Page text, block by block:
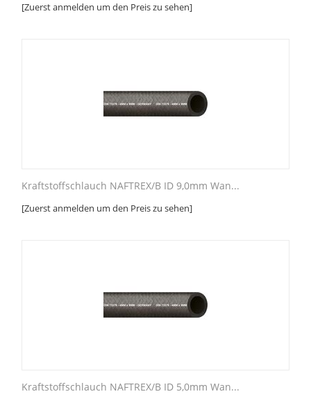
[Zuerst anmelden um den Preis zu sehen]
Kraftstoffschlauch NAFTREX/B ID 9,0mm Wan...
[Zuerst anmelden um den Preis zu sehen]
Kraftstoffschlauch NAFTREX/B ID 5,0mm Wan...